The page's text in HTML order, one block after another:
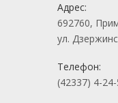
Адрес:
692760,
ул.
Телефон:
(42337) 4-